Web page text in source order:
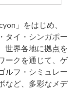
」をはじめ、
タイ・シンガポー
世界各地に拠点を
ークを通じて、ゲ
ルフ・シミュレー
など、多彩なメデ